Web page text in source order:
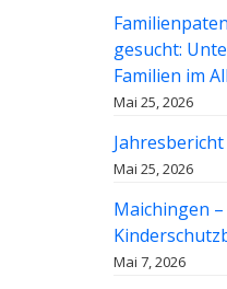
gesucht:
Familien im
Mai 25, 2026
Jahresbericht
Mai 25, 2026
Maichingen
Mai 7, 2026